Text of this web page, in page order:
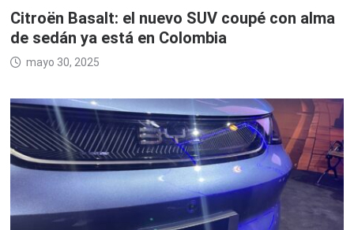
Citroën Basalt: el nuevo SUV coupé con alma
de sedán ya está en Colombia
mayo 30, 2025